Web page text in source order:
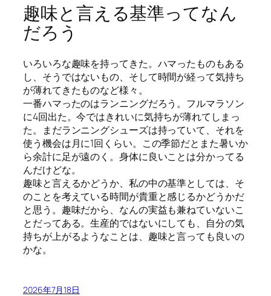
趣味と言える基準ってなん
だろう
いろいろな趣味を持ってきた。ハマったものもある
し、そうではないもの、そして時間が経って気持ち
が薄れてきたものなど様々。
一番ハマったのはランニングだろう。フルマラソン
に4回出た。今ではきれいに気持ちが薄れてしまっ
た。まだランニングシューズは持っていて、それを
使う機会は月に1回くらい。この季節だとまた暑いか
ら余計に足が遠のく。身体に良いことは分かってる
んだけどな。
趣味と言えるかどうか、私の中の基準としては、そ
のことを考えている時間が貴重と感じるかどうかだ
と思う。趣味だから、なんの実益も兼ねていないこ
とだってある。生産的ではないにしても、自分の気
持ちが上がるようなことは、趣味と言っても良いの
かな。
2026年7月18日